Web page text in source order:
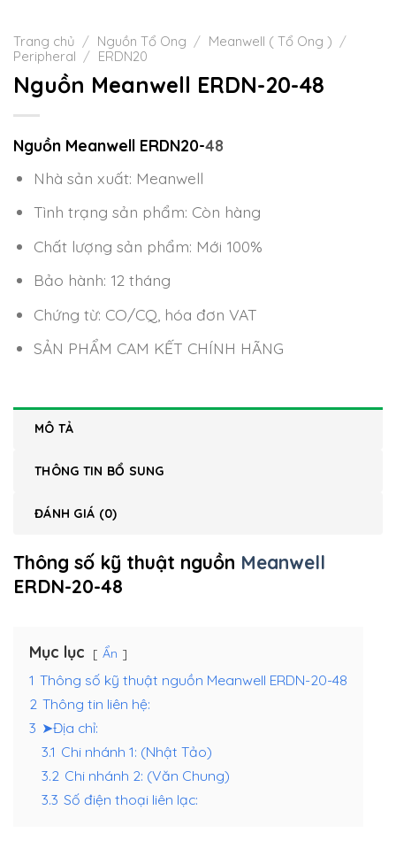
Trang chủ / Nguồn Tổ Ong / Meanwell ( Tổ Ong ) /
Peripheral / ERDN20
Nguồn Meanwell ERDN-20-48
Nguồn Meanwell ERDN20-48
Nhà sản xuất: Meanwell
Tình trạng sản phẩm: Còn hàng
Chất lượng sản phẩm: Mới 100%
Bảo hành: 12 tháng
Chứng từ: CO/CQ, hóa đơn VAT
SẢN PHẨM CAM KẾT CHÍNH HÃNG
MÔ TẢ
THÔNG TIN BỔ SUNG
ĐÁNH GIÁ (0)
Thông số kỹ thuật nguồn Meanwell
ERDN-20-48
Mục lục Ẩn
1 Thông số kỹ thuật nguồn Meanwell ERDN-20-48
2 Thông tin liên hệ:
3 ➤Địa chỉ:
3.1 Chi nhánh 1: (Nhật Tảo)
3.2 Chi nhánh 2: (Văn Chung)
3.3 Số điện thoại liên lạc: